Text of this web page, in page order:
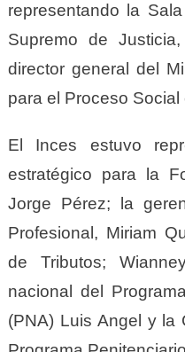
representando la
Supremo de
director general del
para el Proceso
El Inces estuvo
estratégico para la
Jorge Pérez; la
Profesional, Miriam
de Tributos;
nacional del
(PNA) Luis Angel y la